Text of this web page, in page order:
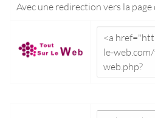
Avec une redirection vers la page